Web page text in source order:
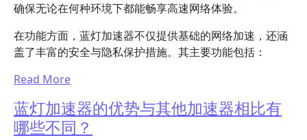
确保无论在何种环境下都能畅享高速网络体验。
在功能方面，蓝灯加速器不仅提供基础的网络加速，还涵
盖了丰富的安全与隐私保护措施。其主要功能包括：
Read More
蓝灯加速器的优势与其他加速器相比有
哪些不同？